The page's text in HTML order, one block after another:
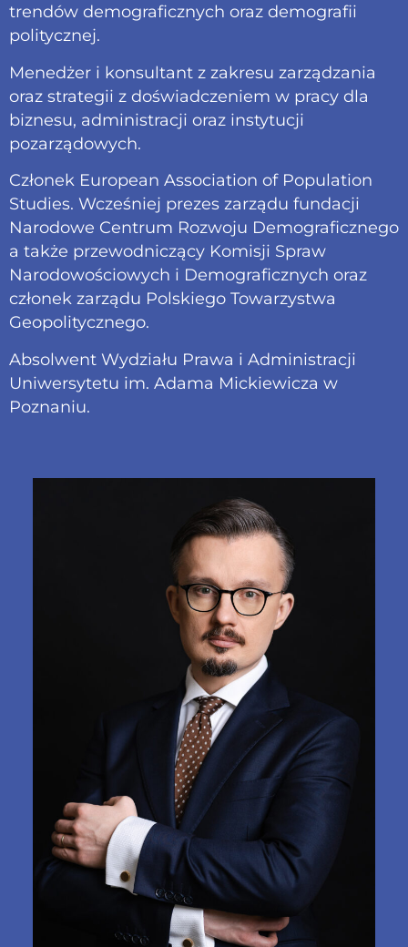
trendów demograficznych oraz demografii
politycznej.
Menedżer i konsultant z zakresu zarządzania
oraz strategii z doświadczeniem w pracy dla
biznesu, administracji oraz instytucji
pozarządowych.
Członek European Association of Population
Studies. Wcześniej prezes zarządu fundacji
Narodowe Centrum Rozwoju Demograficznego
a także przewodniczący Komisji Spraw
Narodowościowych i Demograficznych oraz
członek zarządu Polskiego Towarzystwa
Geopolitycznego.
Absolwent Wydziału Prawa i Administracji
Uniwersytetu im. Adama Mickiewicza w
Poznaniu.